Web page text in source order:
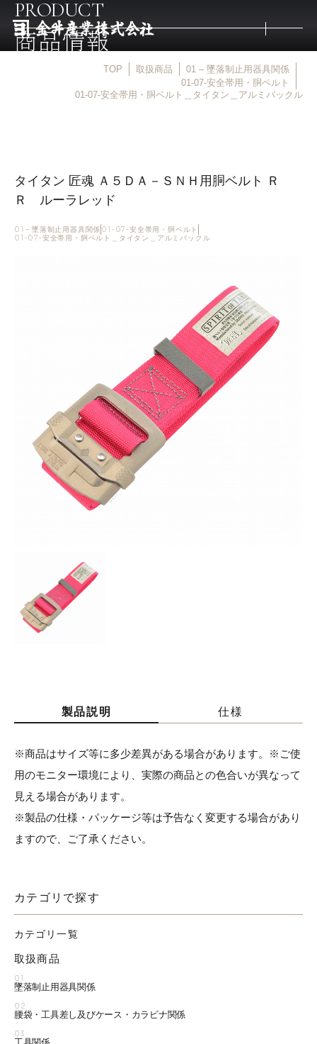
PRODUCT
商品情報
TOP 取扱商品
01 – 墜落制止用器具関係
01-07-安全帯用・胴ベルト
01-07-安全帯用・胴ベルト＿タイタン＿アルミバックル
タイタン 匠魂 Ａ５ＤＡ－ＳＮＨ用胴ベルト Ｒ
Ｒ ルーラレッド
01 – 墜落制止用器具関係 01-07-安全帯用・胴ベルト
01-07-安全帯用・胴ベルト＿タイタン＿アルミバックル
製品説明 仕様
※商品はサイズ等に多少差異がある場合があります。※ご使
用のモニター環境により、実際の商品との色合いが異なって
見える場合があります。
※製品の仕様・パッケージ等は予告なく変更する場合があり
ますので、ご了承ください。
カテゴリで探す
カテゴリ一覧
取扱商品
01
墜落制止用器具関係
02
腰袋・工具差し及びケース・カラビナ関係
03